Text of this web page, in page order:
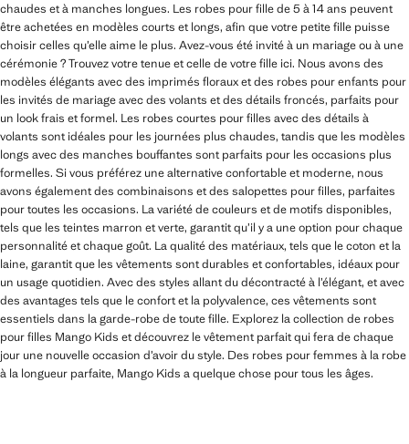
chaudes et à manches longues. Les robes pour fille de 5 à 14 ans peuvent
être achetées en modèles courts et longs, afin que votre petite fille puisse
choisir celles qu’elle aime le plus. Avez-vous été invité à un mariage ou à une
cérémonie ? Trouvez votre tenue et celle de votre fille ici. Nous avons des
modèles élégants avec des imprimés floraux et des robes pour enfants pour
les invités de mariage avec des volants et des détails froncés, parfaits pour
un look frais et formel. Les robes courtes pour filles avec des détails à
volants sont idéales pour les journées plus chaudes, tandis que les modèles
longs avec des manches bouffantes sont parfaits pour les occasions plus
formelles. Si vous préférez une alternative confortable et moderne, nous
avons également des combinaisons et des salopettes pour filles, parfaites
pour toutes les occasions. La variété de couleurs et de motifs disponibles,
tels que les teintes marron et verte, garantit qu’il y a une option pour chaque
personnalité et chaque goût. La qualité des matériaux, tels que le coton et la
laine, garantit que les vêtements sont durables et confortables, idéaux pour
un usage quotidien. Avec des styles allant du décontracté à l’élégant, et avec
des avantages tels que le confort et la polyvalence, ces vêtements sont
essentiels dans la garde-robe de toute fille. Explorez la collection de robes
pour filles Mango Kids et découvrez le vêtement parfait qui fera de chaque
jour une nouvelle occasion d’avoir du style. Des robes pour femmes à la robe
à la longueur parfaite, Mango Kids a quelque chose pour tous les âges.